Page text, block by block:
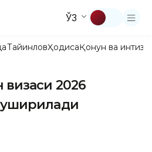
ЎЗ
ТайинловҲодисаҚонун ва
визаси 2026